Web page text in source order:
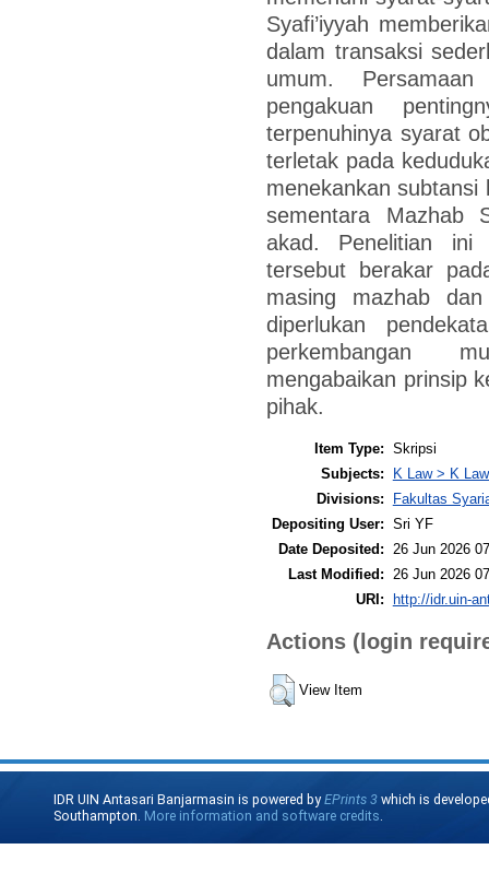
Syafi’iyyah
dalam transaksi
umum.
pengakuan
terpenuhinya syarat
terletak pada
menekankan
sementara Mazhab
akad. Penelitian ini
tersebut berakar
masing mazhab
diperlukan
perkembangan
mengabaikan prinsip
pihak.
Item Type: Skripsi
Subjects:
K Law > K
Divisions:
Fakultas
Depositing User: Sri YF
Date Deposited:
26 Jun 2026
Last Modified:
26 Jun 2026
URI: http://idr.uin-
Actions (login
View Item
IDR UIN Antasari Banjarmasin is powered byEPrints 3 which is
Southampton. More information and software credits.